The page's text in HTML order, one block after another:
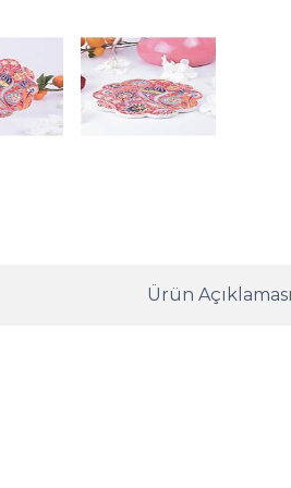
Ürün Açıklaması